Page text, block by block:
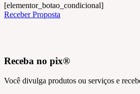
[elementor_botao_condicional]
Receber Proposta
Receba no pix®
Você divulga produtos ou serviços e